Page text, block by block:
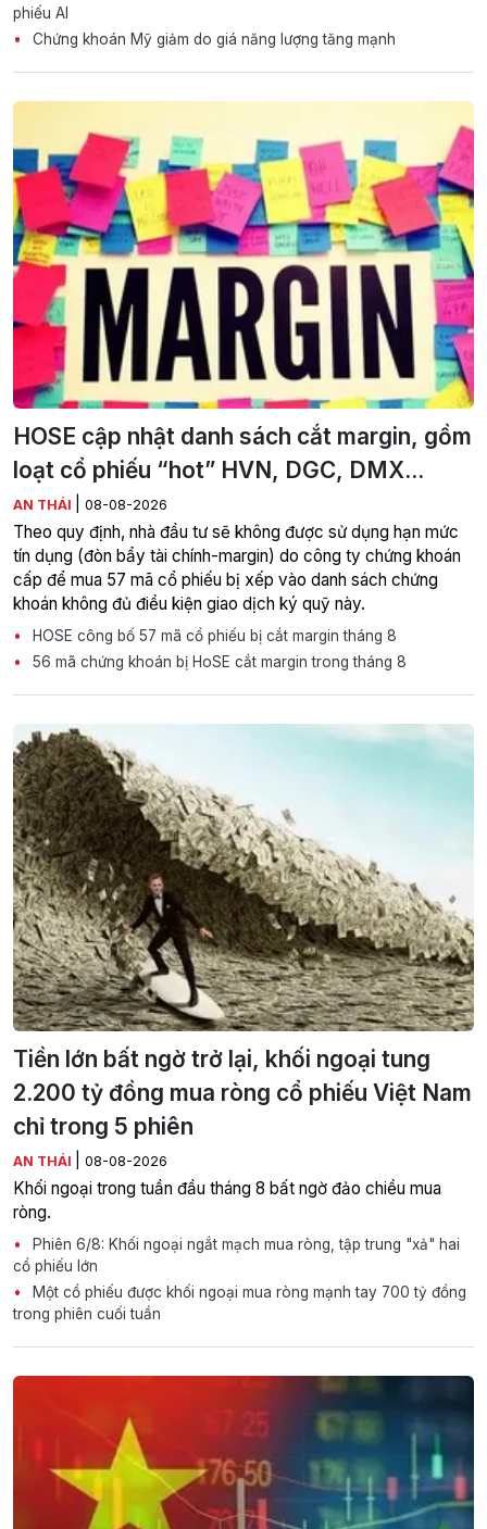
phiếu AI
Chứng khoán Mỹ giảm do giá năng lượng tăng mạnh
HOSE cập nhật danh sách cắt margin, gồm
loạt cổ phiếu “hot” HVN, DGC, DMX...
AN THÁI 08-08-2026
Theo quy định, nhà đầu tư sẽ không được sử dụng hạn mức
tín dụng (đòn bẩy tài chính-margin) do công ty chứng khoán
cấp để mua 57 mã cổ phiếu bị xếp vào danh sách chứng
khoán không đủ điều kiện giao dịch ký quỹ này.
HOSE công bố 57 mã cổ phiếu bị cắt margin tháng 8
56 mã chứng khoán bị HoSE cắt margin trong tháng 8
Tiền lớn bất ngờ trở lại, khối ngoại tung
2.200 tỷ đồng mua ròng cổ phiếu Việt Nam
chỉ trong 5 phiên
AN THÁI 08-08-2026
Khối ngoại trong tuần đầu tháng 8 bất ngờ đảo chiều mua
ròng.
Phiên 6/8: Khối ngoại ngắt mạch mua ròng, tập trung "xả" hai
cổ phiếu lớn
Một cổ phiếu được khối ngoại mua ròng mạnh tay 700 tỷ đồng
trong phiên cuối tuần